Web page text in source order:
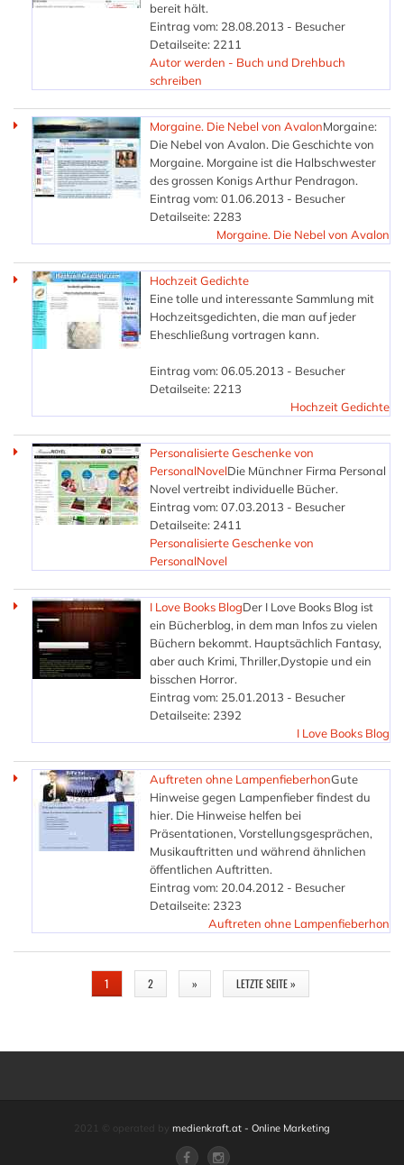
bereit hält.
Eintrag vom: 28.08.2013 - Besucher
Detailseite: 2211
Autor werden - Buch und Drehbuch
schreiben
Morgaine. Die Nebel von AvalonMorgaine:
Die Nebel von Avalon. Die Geschichte von
Morgaine. Morgaine ist die Halbschwester
des grossen Konigs Arthur Pendragon.
Eintrag vom: 01.06.2013 - Besucher
Detailseite: 2283
Morgaine. Die Nebel von Avalon
Hochzeit Gedichte
Eine tolle und interessante Sammlung mit
Hochzeitsgedichten, die man auf jeder
Eheschließung vortragen kann.
Eintrag vom: 06.05.2013 - Besucher
Detailseite: 2213
Hochzeit Gedichte
Personalisierte Geschenke von
PersonalNovelDie Münchner Firma Personal
Novel vertreibt individuelle Bücher.
Eintrag vom: 07.03.2013 - Besucher
Detailseite: 2411
Personalisierte Geschenke von
PersonalNovel
I Love Books BlogDer I Love Books Blog ist
ein Bücherblog, in dem man Infos zu vielen
Büchern bekommt. Hauptsächlich Fantasy,
aber auch Krimi, Thriller,Dystopie und ein
bisschen Horror.
Eintrag vom: 25.01.2013 - Besucher
Detailseite: 2392
I Love Books Blog
Auftreten ohne LampenfieberhonGute
Hinweise gegen Lampenfieber findest du
hier. Die Hinweise helfen bei
Präsentationen, Vorstellungsgesprächen,
Musikauftritten und während ähnlichen
öffentlichen Auftritten.
Eintrag vom: 20.04.2012 - Besucher
Detailseite: 2323
Auftreten ohne Lampenfieberhon
1 2 » LETZTE SEITE »
2021 © operated by medienkraft.at - Online Marketing